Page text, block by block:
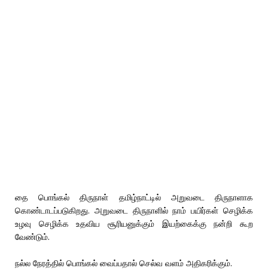
தை பொங்கல் திருநாள் தமிழ்நாட்டில் அறுவடை திருநாளாக
கொண்டாடப்படுகிறது. அறுவடை திருநாளில் நாம் பயிர்கள் செழிக்க
உழவு செழிக்க உதவிய சூரியனுக்கும் இயற்கைக்கு நன்றி கூற
வேண்டும்.
நல்ல நேரத்தில் பொங்கல் வைப்பதால் செல்வ வளம் அதிகரிக்கும்.